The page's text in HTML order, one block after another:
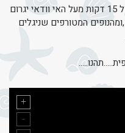
ואם כל זה לא הספיק,אז טיול מסוק של 15 דקות מעל האי וודאי יגרום
המטורפים שניגלים